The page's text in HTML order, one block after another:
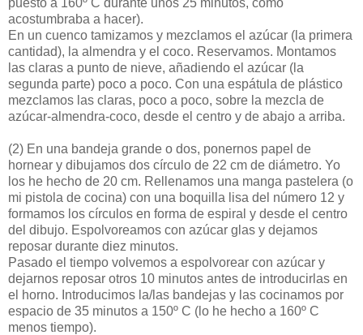
acostumbraba a hacer).
En un cuenco tamizamos y mezclamos el azúcar (la primera
cantidad), la almendra y el coco. Reservamos. Montamos
las claras a punto de nieve, añadiendo el azúcar (la
segunda parte) poco a poco. Con una espátula de plástico
mezclamos las claras, poco a poco, sobre la mezcla de
azúcar-almendra-coco, desde el centro y de abajo a arriba.
(2) En una bandeja grande o dos, ponernos papel de
hornear y dibujamos dos círculo de 22 cm de diámetro. Yo
los he hecho de 20 cm. Rellenamos una manga pastelera (o
mi pistola de cocina) con una boquilla lisa del número 12 y
formamos los círculos en forma de espiral y desde el centro
del dibujo. Espolvoreamos con azúcar glas y dejamos
reposar durante diez minutos.
Pasado el tiempo volvemos a espolvorear con azúcar y
dejarnos reposar otros 10 minutos antes de introducirlas en
el horno. Introducimos la/las bandejas y las cocinamos por
espacio de 35 minutos a 150º C (lo he hecho a 160º C
menos tiempo).